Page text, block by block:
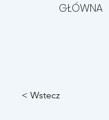
GŁÓWNA
< Wstecz